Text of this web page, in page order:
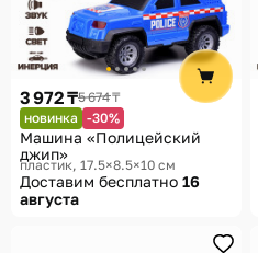
3 972 ₸5 674 ₸
новинка -30%
Машина «Полицейский
джип»
пластик, 17.5×8.5×10 см
Доставим бесплатно 16
августа